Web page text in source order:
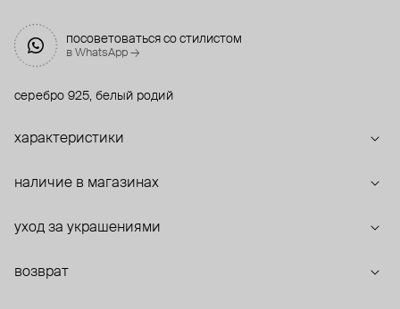
посоветоваться со стилистом
в WhatsApp →
серебро 925, белый родий
характеристики
наличие в магазинах
уход за украшениями
возврат